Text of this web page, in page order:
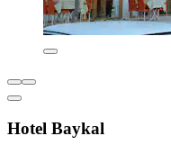
Hotel Baykal